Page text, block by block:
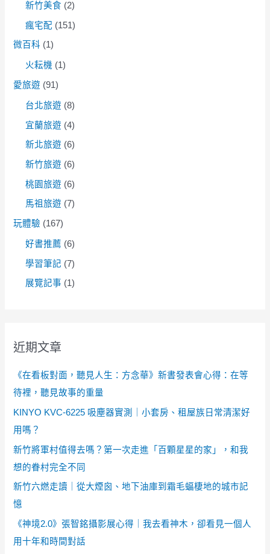
新竹美食 (2)
瘋宅配 (151)
微百科 (1)
火耘機 (1)
愛旅遊 (91)
台北旅遊 (8)
宜蘭旅遊 (4)
新北旅遊 (6)
新竹旅遊 (6)
桃園旅遊 (6)
馬祖旅遊 (7)
玩體驗 (167)
好書推薦 (6)
學習筆記 (7)
展覽記事 (1)
近期文章
《在看板對面，聽見人生：方念華》新書發表會心得：在等
待裡，聽見故事的重量
KINYO KVC-6225 吸塵器實測｜小套房、租屋族日常清潔好
用嗎？
新竹將軍村值得去嗎？第一次走進「百顆星星的家」，和我
想的眷村完全不同
新竹六燃走讀｜從大煙囪、地下油庫到霜毛蝠棲地的城市記
憶
《神境2.0》張智銘攝影展心得｜我去看神木，卻看見一個人
用十年和時間對話